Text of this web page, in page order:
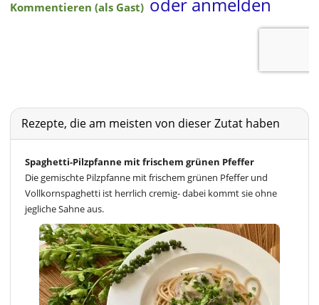
Rezepte, die am meisten von dieser Zutat haben
Spaghetti-Pilzpfanne mit frischem grünen Pfeffer
Die gemischte Pilzpfanne mit frischem grünen Pfeffer und
Vollkornspaghetti ist herrlich cremig- dabei kommt sie ohne
jegliche Sahne aus.